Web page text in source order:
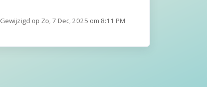
Gewijzigd op Zo, 7 Dec, 2025 om 8:11 PM